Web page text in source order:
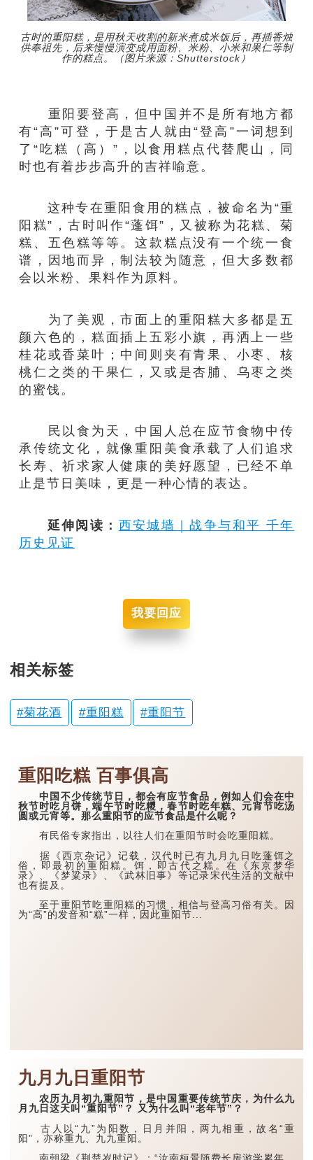
古时的重阳糕，是用秋天收割的新米煮成米饭后，再插香烛
供奉祖先，后来慢慢演变成用面粉、米粉、小米和果仁等制
作的糕点。（图片来源：Shutterstock）
重阳要登高，但中国并不是所有地方都
有“高”可登，于是古人就由“登高”一词想到
了“吃糕（高）”，以食用糕点代替爬山，同
时也有着步步高升的吉祥喻意。
这种专在重阳食用的糕点，被命名为“重
阳糕”，古时叫作“蓬饵”，又被称为花糕、菊
糕、五色糕等等。这款糕点没有一个统一食
谱，因地而异，制法较为随意，但大多数都
会以米粉、果料作为原料。
为了美观，市面上的重阳糕大多都是五
颜六色的，糕面插上五彩小旗，再洒上一些
桂花或香菜叶；中间则夹有青果、小枣、核
桃仁之类的干果仁，又或是杏脯、乌枣之类
的蜜饯。
民以食为天，中国人总在应节食物中传
承传统文化，就像重阳美食承载了人们追求
长寿、祈求家人健康的美好愿望，已经不单
止是节日美味，更是一种心情的表达。
延伸阅读： 西安城墙｜战争与和平 千年
历史见证
我要回应
相关标签
菊花酒 重阳糕 重阳节
重阳吃糕 百事俱高
中国不少传统节日，都会有应节食品，例如人们会在中
秋节时吃月饼，端午节时吃糭，春节时吃年糕、元宵节吃汤
圆或元宵等。那么重阳节的应节食品是什么呢？
有民俗专家指出，以往人们在重阳节时会吃重阳糕。
据《西京杂记》记载，汉代时已有九月九日吃蓬饵之
俗，即最初的重阳糕。饵，即古代之糕。在《东京梦华
录》、《梦粱录》、《武林旧事》等记录宋代生活的文献中
也有提及。
至于重阳节吃重阳糕的习惯，相信与登高习俗有关。因
为“高”的发音和“糕”一样，因此重阳节...
九月九日重阳节
农历九月初九重阳节，是中国重要传统节庆，为什么九
月九日这天叫“重阳节”？ 又为什么叫“老年节”？
古人以“九”为阳数，日月并阳，两九相重，故名“重
阳”，亦称重九、九九重阳。